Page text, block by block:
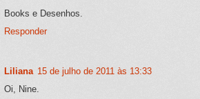
Books e Desenhos.
Responder
Liliana 15 de julho de 2011 às 13:33
Oi, Nine.